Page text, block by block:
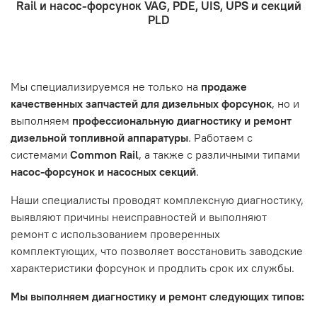
Проверьте правильность ввода информации: позиции
- Отправка по России и СНГ транспортной компанией,
находится в хорошем состоянии и что вы, как клиент,
знакомы с основными правилами обслуживания и
неисправности, вызванные нарушением правил
обслуживания или эксплуатации автомобиля. Если у вас
возникнут проблемы с отремонтированной системой,
мы обязательно разберемся в ситуации и предложим
решение. Однако если проблема вызвана одним из
перечисленных выше факторов, мы не сможем
Гарантия не распространяется на следующие случаи:
Истек гарантийный срок.
Товар является расходным материалом, который
тормозные колодки, диски сцепления, свечи зажигания
Rail и насос-форсунок VAG, PDE, UIS, UPS и секций
PLD
Мы специализируемся не только на продаже
качественных запчастей для дизельных форсунок, но и
выполняем профессиональную диагностику и ремонт
дизельной топливной аппаратуры. Работаем с
системами Common Rail, а также с различными типами
насос-форсунок и насосных секций.
Наши специалисты проводят комплексную диагностику,
выявляют причины неисправностей и выполняют
ремонт с использованием проверенных
комплектующих, что позволяет восстановить заводские
характеристики форсунок и продлить срок их службы.
Мы выполняем диагностику и ремонт следующих типов: